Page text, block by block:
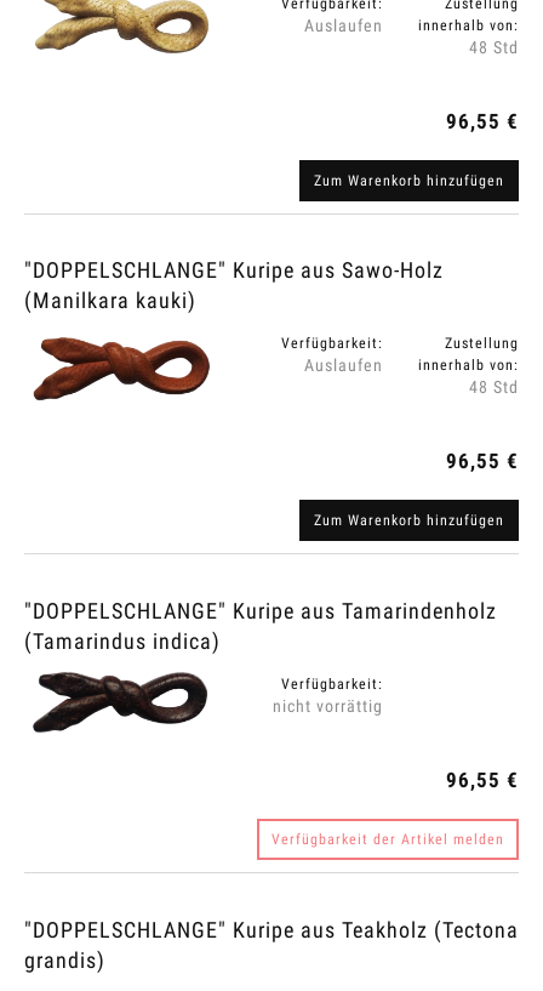
Auslaufen
innerhalb von:
48 Std
96,55 €
Zum Warenkorb hinzufügen
"DOPPELSCHLANGE" Kuripe aus Sawo-Holz
(Manilkara kauki)
Verfügbarkeit:
Auslaufen
Zustellung
innerhalb von:
48 Std
96,55 €
Zum Warenkorb hinzufügen
"DOPPELSCHLANGE" Kuripe aus Tamarindenholz
(Tamarindus indica)
Verfügbarkeit:
nicht vorrättig
96,55 €
Verfügbarkeit der Artikel melden
"DOPPELSCHLANGE" Kuripe aus Teakholz (Tectona
grandis)